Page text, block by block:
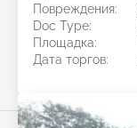
Повреждения:
Doc Type:
Площадка:
Дата торгов: